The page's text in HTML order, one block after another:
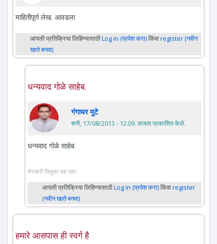
माहितीपूर्ण लेख. आवडला
आपली प्रतिक्रिया लिहिण्यासाठीLog in (प्रवेश करा)किंवाregister (नवीन
खाते बनवा)
धन्यवाद गोळे साहेब.
गंगाधर मुटे
शनी, 17/08/2013 - 12:09. वाजता प्रकाशित केले.
धन्यवाद गोळे साहेब.
शेतकरी तितुका एक एक!
आपली प्रतिक्रिया लिहिण्यासाठीLog in (प्रवेश करा)किंवाregister
(नवीन खाते बनवा)
हमारे आसपास ही स्वर्ग है